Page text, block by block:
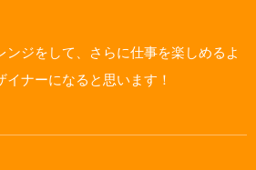
ンジをして、さらに仕事を楽しめるよ
ナーになると思います！